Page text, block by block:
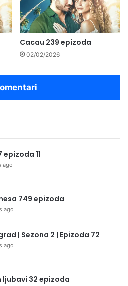
Cacau 239 epizoda
02/02/2026
epizoda 11
ago
749 epizoda
ago
| Sezona 2 | Epizoda 72
ago
ljubavi 32 epizoda